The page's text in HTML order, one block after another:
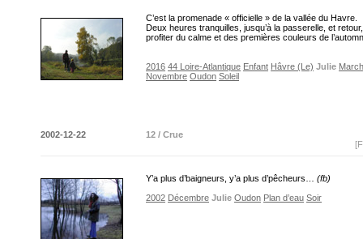
C’est la promenade « officielle » de la vallée du Havre.
Deux heures tranquilles, jusqu’à la passerelle, et
profiter du calme et des premières couleurs de
2016 44 Loire-Atlantique Enfant Hâvre (Le) Julie
Novembre Oudon Soleil
2002-12-22
12 / Crue
Y’a plus d’baigneurs, y’a plus d’pêcheurs… (fb)
2002 Décembre Julie Oudon Plan d’eau Soir